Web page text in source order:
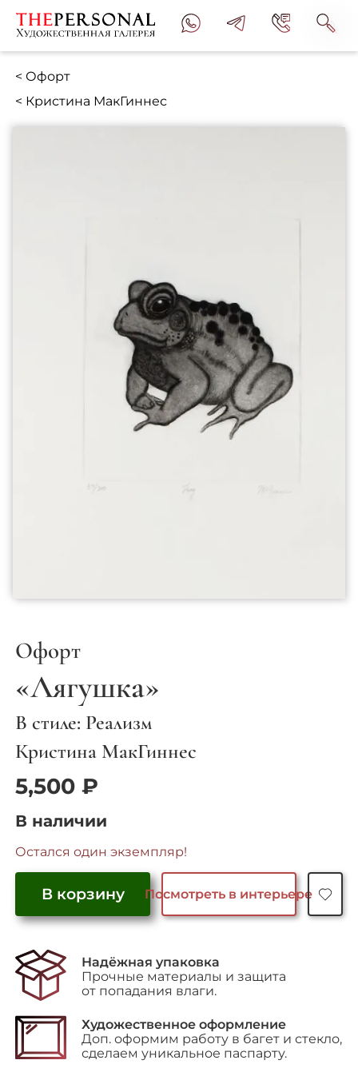
< Офорт
< Кристина МакГиннес
Офорт
«Лягушка»
В стиле: Реализм
Кристина МакГиннес
5,500₽
В наличии
Остался один экземпляр!
"Лягушка"
В корзину Посмотреть в интерьере
Надёжная упаковка
Прочные материалы и защита
от попадания влаги.
Художественное оформление
Доп. оформим работу в багет и стекло,
сделаем уникальное паспарту.